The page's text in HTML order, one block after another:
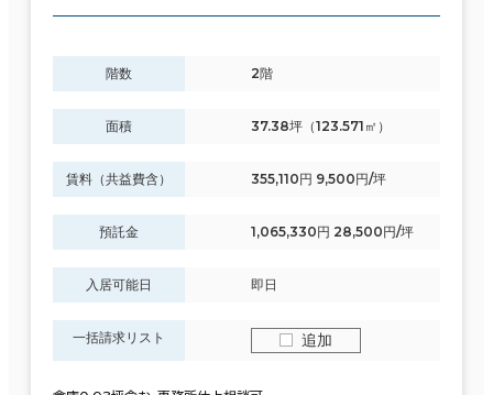
階数 2階
面積 37.38坪（123.571㎡）
賃料（共益費含） 355,110円 9,500円/坪
預託金 1,065,330円 28,500円/坪
入居可能日 即日
一括請求リスト 追加